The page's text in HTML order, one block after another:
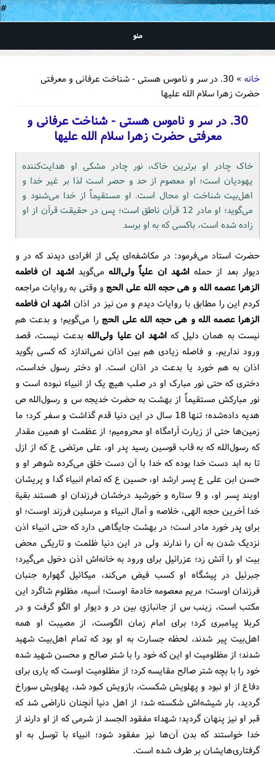
#
منو
خانه
» 30. در سر و ناموس هستی - شناخت عرفانی و معرفتی
حضرت زهرا سلام الله علیها
30. در سر و ناموس هستی - شناخت عرفانی و
معرفتی حضرت زهرا سلام الله علیها
خاک چادر او برترین خاک، نور چادر مشکی او هدایت‌کننده
یهودیان است؛ او معصوم از حد و حصر است لذا بر غیر خدا و
اهل‌بیت شناخت او محال است. او مستقیماً از خدا می‌شنود و
می‌گوید؛ او مادر 12 قرآن ناطق است؛ پس در حقیقت قرآن از او
زاده شده است، باکسی که به او برسد
حضرت استاد می‌فرمود: در مکاشفه‌ای یکی از افرادی دیدند که در و
دیوار بعد از حمله اشهد ان علیاً ولی‌اللهمی‌گوید اشهد ان فاطمه
الزهرا عصمه الله و هی حجه الله علی الحجو وقتی به روایات مراجعه
کردم این را مطابق با روایات دیدم و من نیز در اذان اشهد ان فاطمه
الزهرا عصمه الله و هی حجه الله علی الحج را می‌گویم؛ و بدعت هم
نیست به همان دلیل که اشهد ان علیا ولی‌اللهبدعت نیست، قصد
ورود نداریم، و فاصله زیادی هم بین اذان نمی‌اندازد که کسی بگوید
اذان به هم خورد یا بدعت در اذان است. او دختر رسول خداست،
دختری که حتی نور مبارک او در صلب هیچ یک از انبیاء نبوده است و
نور مبارکش مستقیماً از بهشت به حضرت خدیجه س و رسول‌الله ص
هدیه داده‌شده؛ تنها 18 سال در این دنیا قدم گذاشت و سفر کرد؛ ما
زمین‌ها حتی از زیارت آرامگاه او محرومیم؛ از عظمت او همین مقدار
که رسول‌الله که به قاب قوسین رسید پدر او، علی مرتضی ع که از ازل
تا به ابد دست خدا بوده که خدا با آن دست خلق می‌کرده شوهر او و
حسن ابن علی ع پسر ارشد او، حسین ع که تمام انبیاء گدا و پریشان
اویند پسر او، و 9 ستاره و خورشید درخشان فرزندان او هستند بقیة
خدا آخرین حجه الهی، خلاصه و آمال انبیاء و مرسلین فرزند اوست؛ او
برای پدر خورد مادر است؛ در بهشت جایگاهی دارد که حتی انبیاء اذن
نزدیک شدن به آن را ندارند ولی در این دنیا ظلمت و تاریکی محض
بیت او را آتش زد؛ عزرائیل برای ورود به خانه‌اش اذن دخول می‌گیرد؛
جبرئیل در پیشگاه او کسب فیض می‌کند، میکائیل گهواره جنبان
فرزندان اوست؛ مریم معصومه خادمة اوست؛ آسیه، مظلوم شاگرد این
مکتب است، زینب س از جانبازیِ بین در و دیوار او الگو گرفت و در
کربلا پیامبری کرد؛ برای امام زمان الگوست، از مصیبت او همه
اهل‌بیت پیر شدند، لحظه جسارت به او بود که تمام اهل‌بیت شهید
شدند؛ از مظلومیت او این که خود را با شتر صالح و محسن شهید شده
خود را با بچه شتر صالح مقایسه کرد؛ از مظلومیت اوست که یاری برای
دفاع از او نبود و پهلویش شکست، بازویش کبود شد، پهلویش سوراخ
گردید، بار شیشه‌اش شکسته شد؛ از اهل دنیا آنچنان ناراضی شد که
قبر او نیز پنهان گردید؛ شهداء مفقود الجسد از شرمی که از او دارند از
خدا خواستند که بدن آن‌ها نیز مفقود شود؛ انبیاء با توسل به او
گرفتاری‌هایشان بر طرف شده است.